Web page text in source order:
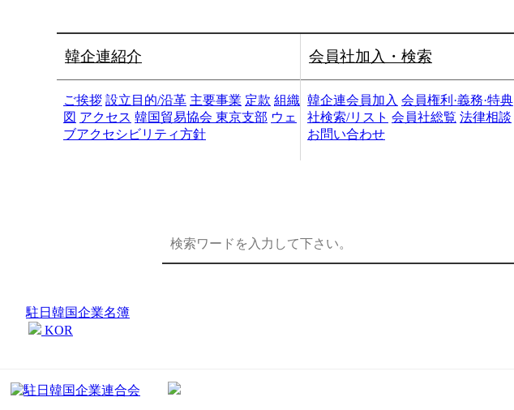
韓企連紹介
ご挨拶 設立目的/沿革 主要事業 定款 組織
図 アクセス 韓国貿易協会 東京支部 ウェ
ブアクセシビリティ方針
会員社加入・検索
韓企連会員加入 会員権利·義務·特典
社検索/リスト 会員社総覧 法律相談
お問い合わせ
駐日韓国企業名簿
KOR